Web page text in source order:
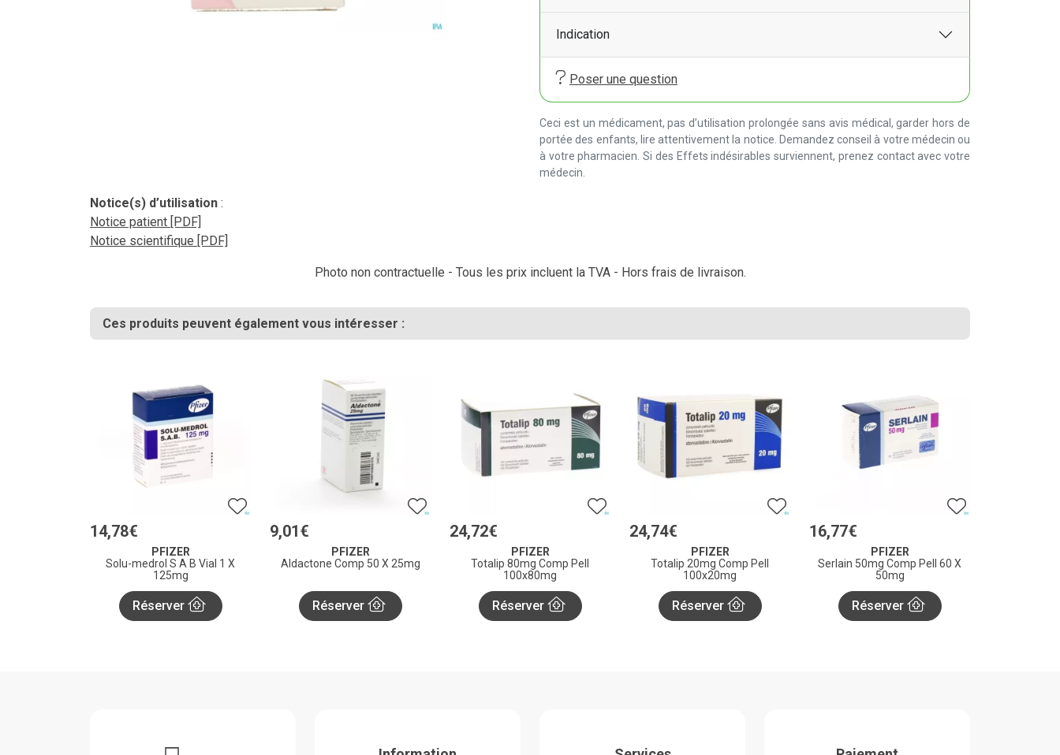
Indication
Poser une question
Ceci est un médicament, pas d’utilisation prolongée sans avis médical, garder hors de
portée des enfants, lire attentivement la notice. Demandez conseil à votre médecin ou
à votre pharmacien. Si des Effets indésirables surviennent, prenez contact avec votre
médecin.
Notice(s) d’utilisation :
Notice patient [PDF]
Notice scientifique [PDF]
Photo non contractuelle - Tous les prix incluent la TVA - Hors frais de livraison.
Ces produits peuvent également vous intéresser :
14,78€
PFIZER
Solu-medrol S A B Vial 1 X
125mg
Réserver
9,01€
PFIZER
Aldactone Comp 50 X 25mg
Réserver
24,72€
PFIZER
Totalip 80mg Comp Pell
100x80mg
Réserver
24,74€
PFIZER
Totalip 20mg Comp Pell
100x20mg
Réserver
16,77€
PFIZER
Serlain 50mg Comp Pell 60 X
50mg
Réserver